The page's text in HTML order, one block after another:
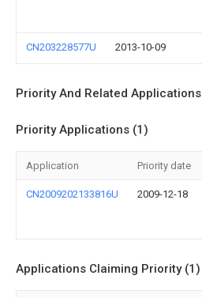
CN203228577U 2013-10-09
Priority And Related Applications
Priority Applications (1)
Application Priority date
CN2009202133816U 2009-12-18
Applications Claiming Priority (1)